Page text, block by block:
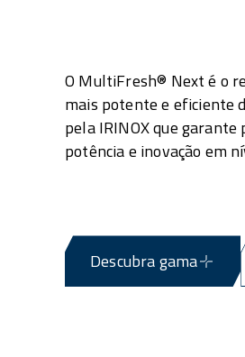
O MultiFresh® Next é o
mais potente e eficiente
pela IRINOX que
potência e inovação em
Descubra gama